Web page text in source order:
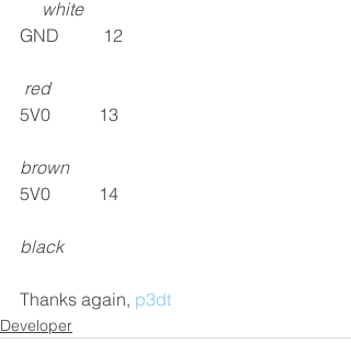
white
GND          12
red
5V0           13
brown
5V0           14
black
Thanks again, p3dt
Developer